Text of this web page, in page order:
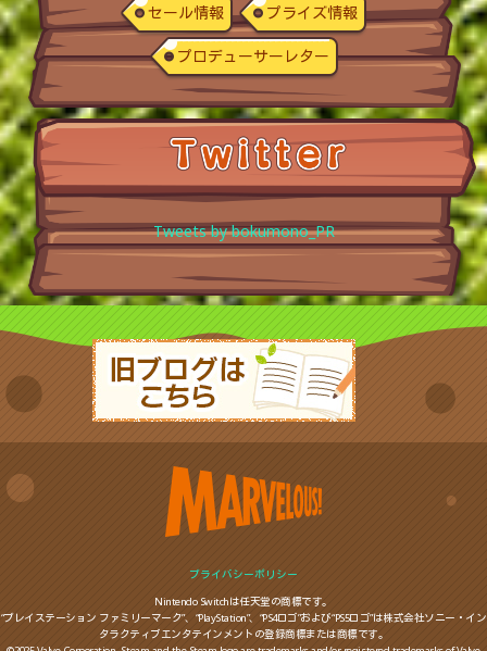
セール情報 プライズ情報
プロデューサーレター
Tweets by bokumono_PR
プライバシーポリシー
Nintendo Switchは任天堂の商標です。
“プレイステーション ファミリーマーク”、“PlayStation”、“PS4ロゴ”および“PS5ロゴ”は株式会社ソニー・イン
タラクティブエンタテインメントの登録商標または商標です。